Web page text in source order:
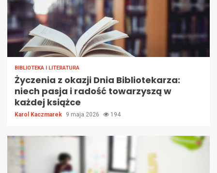
BIBLIOTEKA I LITERATURA
Życzenia z okazji Dnia Bibliotekarza:
niech pasja i radość towarzyszą w
każdej książce
Karol Kaczmarek 9 maja 2026 194